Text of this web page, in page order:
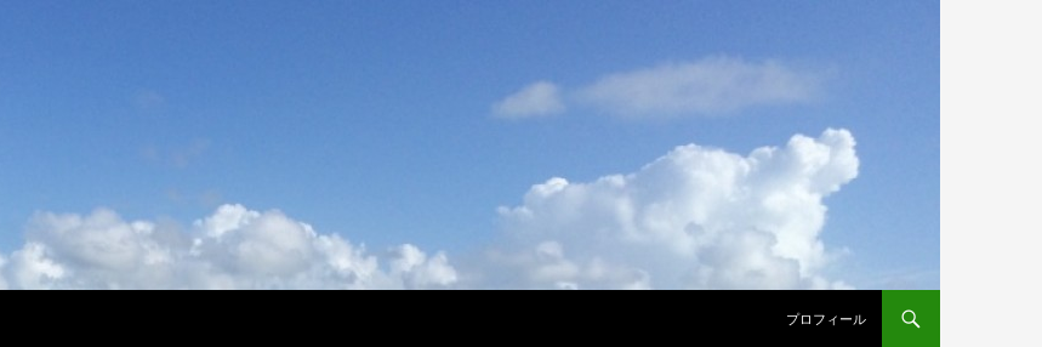
プロフィール